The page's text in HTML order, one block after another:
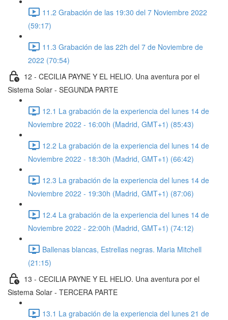
11.2 Grabación de las 19:30 del 7 Noviembre 2022
(59:17)
11.3 Grabación de las 22h del 7 de Noviembre de
2022 (70:54)
12 - CECILIA PAYNE Y EL HELIO. Una aventura por el
Sistema Solar - SEGUNDA PARTE
12.1 La grabación de la experiencia del lunes 14 de
Noviembre 2022 - 16:00h (Madrid, GMT+1) (85:43)
12.2 La grabación de la experiencia del lunes 14 de
Noviembre 2022 - 18:30h (Madrid, GMT+1) (66:42)
12.3 La grabación de la experiencia del lunes 14 de
Noviembre 2022 - 19:30h (Madrid, GMT+1) (87:06)
12.4 La grabación de la experiencia del lunes 14 de
Noviembre 2022 - 22:00h (Madrid, GMT+1) (74:12)
Ballenas blancas, Estrellas negras. Maria Mitchell
(21:15)
13 - CECILIA PAYNE Y EL HELIO. Una aventura por el
Sistema Solar - TERCERA PARTE
13.1 La grabación de la experiencia del lunes 21 de